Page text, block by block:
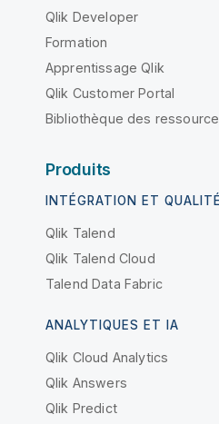
Qlik Developer
Formation
Apprentissage Qlik
Qlik Customer Portal
Bibliothèque des
Produits
INTÉGRATION ET
Qlik Talend
Qlik Talend Cloud
Talend Data Fabric
ANALYTIQUES ET IA
Qlik Cloud Analytics
Qlik Answers
Qlik Predict